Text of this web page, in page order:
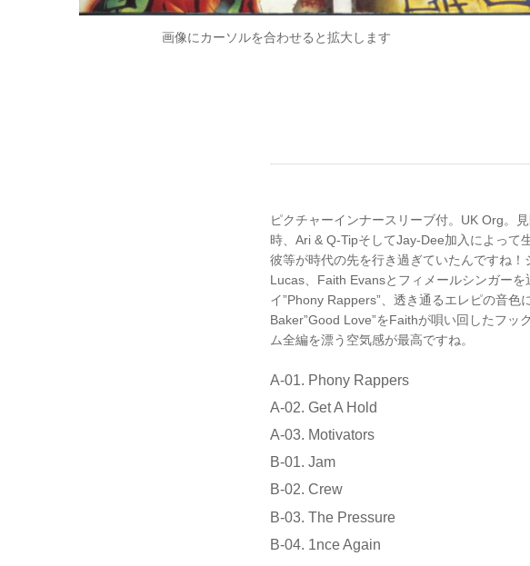
画像にカーソルを合わせると拡大します
ピクチャーインナースリーブ付。UK Org。
時、Ari & Q-TipそしてJay-Dee加入によっ
彼等が時代の先を行き過ぎていたんですね！
Lucas、Faith Evansとフィメールシンガー
イ”Phony Rappers”、透き通るエレピの音
Baker”Good Love”をFaithが唄い回したフッ
ム全編を漂う空気感が最高ですね。
A-01. Phony Rappers
A-02. Get A Hold
A-03. Motivators
B-01. Jam
B-02. Crew
B-03. The Pressure
B-04. 1nce Again